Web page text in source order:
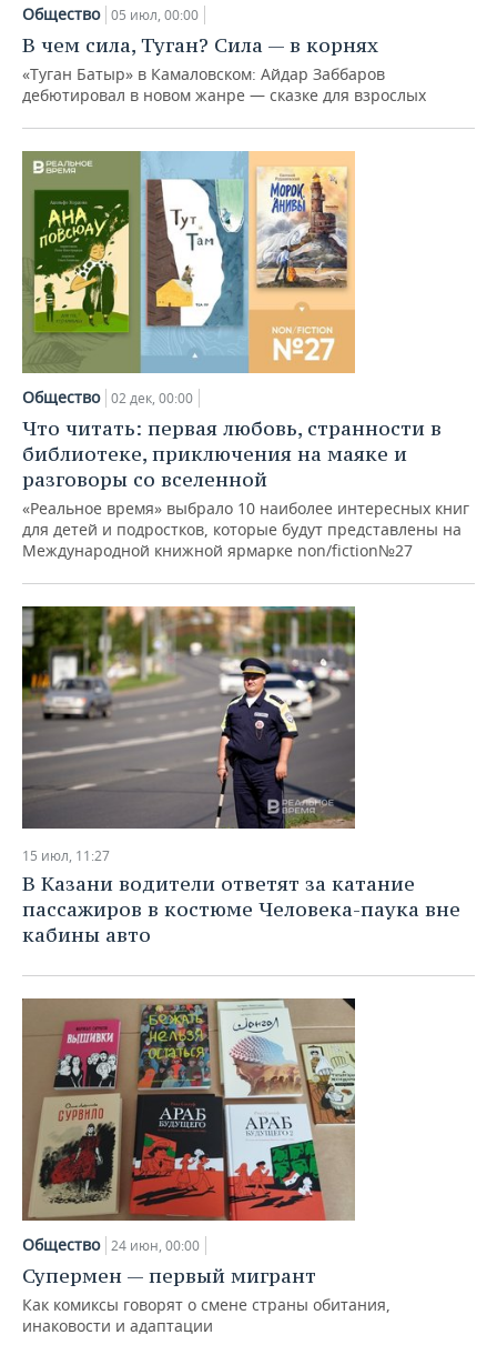
НЕФТЕХИМИЯ
НЕФТЬ
ОПК
ЭНЕРГЕТИКА
РОЗНИЧНАЯ ТОРГОВЛЯ
ТРАНСПОРТ
НОВОСТИ ТЕХНОЛОГИЙ
IT
ТЕЛЕКОММУНИКАЦИИ
МЕРОПРИЯТИЯ
НОВОСТИ МЕРОПРИЯТИЙ
БИЗНЕС-БРАНЧИ
ONLINE-КОНФЕРЕНЦИИ
ОТКРЫТАЯ ЛЕКЦИЯ
СПОРТ
ФУТБОЛ
ХОККЕЙ
БАСКЕТБОЛ
ВОЛЕЙБОЛ
КИБЕРСПОРТ
ФИГУРНОЕ КАТАНИЕ
ВОДНЫЕ ВИДЫ СПОРТА
ХОККЕЙ С МЯЧОМ
НОВОСТИ ОБЩЕСТВА
ВЛАСТЬ
ИНФРАСТРУКТУРА
ИСТОРИЯ
КУЛЬТУРА
МЕДИЦИНА
ОБРАЗОВАНИЕ
ПРОИСШЕСТВИЯ
ФОТОГАЛЕРЕЯ
СЮЖЕТЫ
СПРАВОЧНИК
СПИСОК ПЕРСОН
СПИСОК КОМПАНИЙ
ПОЛНАЯ ВЕРСИЯ
Общество 05 июл, 00:00
В чем сила, Туган? Сила — в корнях
«Туган Батыр» в Камаловском: Айдар Заббаров
дебютировал в новом жанре — сказке для взрослых
Общество 02 дек, 00:00
Что читать: первая любовь, странности в
библиотеке, приключения на маяке и
разговоры со вселенной
«Реальное время» выбрало 10 наиболее интересных книг
для детей и подростков, которые будут представлены на
Международной книжной ярмарке non/fiction№27
15 июл, 11:27
В Казани водители ответят за катание
пассажиров в костюме Человека-паука вне
кабины авто
Общество 24 июн, 00:00
Супермен — первый мигрант
Как комиксы говорят о смене страны обитания,
инаковости и адаптации